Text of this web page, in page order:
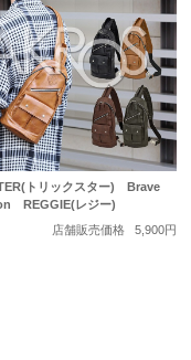
トリックスター) Brave
REGGIE(レジー)
店舗販売価格
5,900円